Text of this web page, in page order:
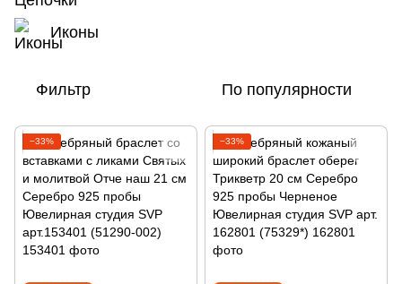
Иконы
Фильтр По популярности
−33% −33%